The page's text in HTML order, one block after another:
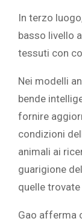
In terzo
basso livello
tessuti con
Nei modelli
bende
fornire
condizioni
animali ai
guarigione
quelle trovate
Gao afferma